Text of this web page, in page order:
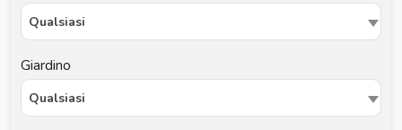
Qualsiasi
Giardino
Qualsiasi